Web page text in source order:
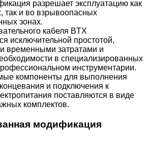
разрешает эксплуатацию как
так и во взрывоопасных
зонах.
кабеля BTX
исключительной простотой,
временными затратами и
в специализированных
инструментарии.
компоненты для выполнения
и подключения к
поставляются в виде
комплектов.
модификация